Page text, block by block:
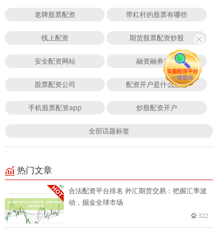
老牌股票配资 带杠杆的股票有哪些
线上配资 期货股票配资炒股
安全配资网站 融资融券交易
股票配资公司 配资开户是什么意思
手机股票配资app 炒股配资开户
全部话题标签
热门文章
合法配资平台排名 外汇期货交易：把握汇率波
动，掘金全球市场
322